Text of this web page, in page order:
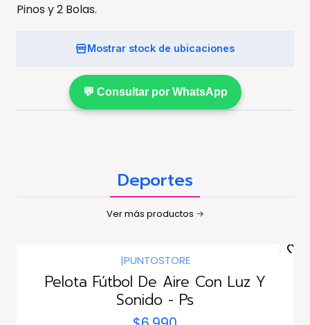
Pinos y 2 Bolas.
Mostrar stock de ubicaciones
💬 Consultar por WhatsApp
Deportes
Ver más productos
|PUNTOSTORE
Pelota Fútbol De Aire Con Luz Y
Sonido - Ps